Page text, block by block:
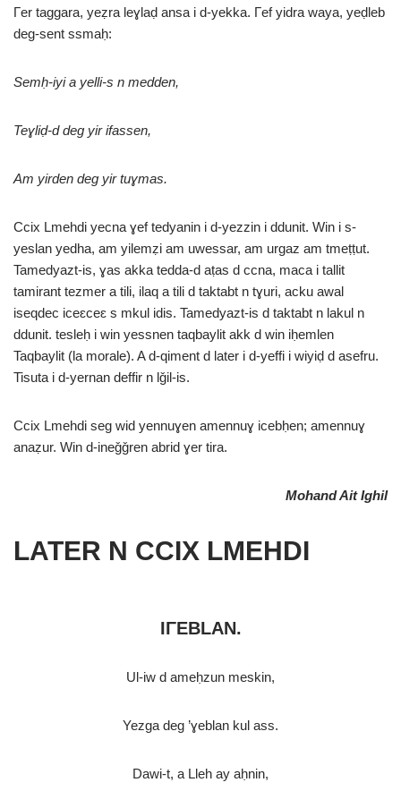
Γer taggara, yeẓra leɣlaḍ ansa i d-yekka. Γef yidra waya, yeḍleb
deg-sent ssmaḥ:
Semḥ-iyi a yelli-s n medden,
Teɣliḍ-d deg yir ifassen,
Am yirden deg yir tuɣmas.
Ccix Lmehdi yecna ɣef tedyanin i d-yezzin i ddunit. Win i s-
yeslan yedha, am yilemẓi am uwessar, am urgaz am tmeṭṭut.
Tamedyazt-is, ɣas akka tedda-d aṭas d ccna, maca i tallit
tamirant tezmer a tili, ilaq a tili d taktabt n tɣuri, acku awal
iseqdec iceɛceɛ s mkul idis. Tamedyazt-is d taktabt n lakul n
ddunit. tesleḥ i win yessnen taqbaylit akk d win iḥemlen
Taqbaylit (la morale). A d-qiment d later i d-yeffi i wiyiḍ d asefru.
Tisuta i d-yernan deffir n lǧil-is.
Ccix Lmehdi seg wid yennuɣen amennuɣ icebḥen; amennuɣ
anaẓur. Win d-ineǧǧren abrid ɣer tira.
Mohand Ait Ighil
LATER N CCIX LMEHDI
IΓEBLAN.
Ul-iw d ameḥzun meskin,
Yezga deg ’ɣeblan kul ass.
Dawi-t, a Lleh ay aḥnin,